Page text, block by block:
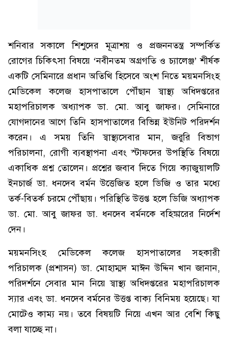
শনিবার সকালে শিশুদের মূত্রাশয় ও প্রজননতন্ত্র সম্পর্কিত
রোগের চিকিৎসা বিষয়ে ‘নবীনতম অগ্রগতি ও চ্যালেঞ্জ’ শীর্ষক
একটি সেমিনারে প্রধান অতিথি হিসেবে অংশ নিতে ময়মনসিংহ
মেডিকেল কলেজ হাসপাতালে পৌঁছান স্বাস্থ্য অধিদপ্তরের
মহাপরিচালক অধ্যাপক ডা. মো. আবু জাফর। সেমিনারে
যোগদানের আগে তিনি হাসপাতালের বিভিন্ন ইউনিট পরিদর্শন
করেন। এ সময় তিনি স্বাস্থ্যসেবার মান, জরুরি বিভাগ
পরিচালনা, রোগী ব্যবস্থাপনা এবং স্টাফদের উপস্থিতি বিষয়ে
একাধিক প্রশ্ন তোলেন। প্রশ্নের জবাব দিতে গিয়ে ক্যাজুয়ালটি
ইনচার্জ ডা. ধনদেব বর্মন উত্তেজিত হলে ডিজি ও তার মধ্যে
তর্ক-বিতর্ক চরমে পৌঁছায়। পরিস্থিতি উত্তপ্ত হলে ডিজি অধ্যাপক
ডা. মো. আবু জাফর ডা. ধনদেব বর্মনকে বহিষ্কারের নির্দেশ
দেন।
ময়মনসিংহ মেডিকেল কলেজ হাসপাতালের সহকারী
পরিচালক (প্রশাসন) ডা. মোহাম্মদ মাঈন উদ্দিন খান জানান,
পরিদর্শনে সেবার মান নিয়ে স্বাস্থ্য অধিদপ্তরের মহাপরিচালক
স্যার এবং ডা. ধনদেব বর্মনের উত্তপ্ত বাক্য বিনিময় হয়েছে। যা
মোটেও কাম্য নয়। তবে বিষয়টি নিয়ে এখন আর বেশি কিছু
বলা যাচ্ছে না।